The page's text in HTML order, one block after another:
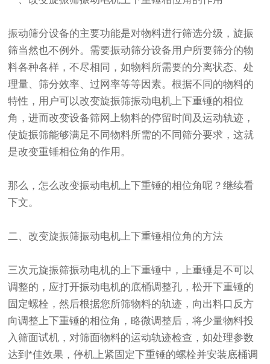
振动筛分设备的主要功能是对物料进行筛选分级，旋振
筛当然也不例外。需要振动筛分设备用户所要筛分的物
料各种各样，不尽相同，如物料所需要的分离状态、处
理量、筛分效率、过网率等等因素。根据不同的物料的
特性，用户可以改变旋振筛振动电机上下重锤的相位
角，进而改变设备筛网上物料的停留时间及运动轨迹，
使旋振筛能够满足不同物料所需的不同筛分要求，这就
是改变重锤相位角的作用。
那么，怎么改变振动电机上下重锤的相位角呢？继续看
下文。
二、改变旋振筛振动电机上下重锤相位角的方法
三次元旋振筛振动电机的上下重锤中，上重锤是不可以
调整的，应打开振动电机的底桶调整孔，松开下重锤的
固定螺栓，然后根据您所筛物料的轨迹，向出料口反方
向调整上下重锤的相位角，略微调整后，将少量物料投
入筛面试机，对筛面物料的运动轨迹检查，如处理参数
达到*佳效果，停机上紧固定下重锤的螺栓并安装底桶调